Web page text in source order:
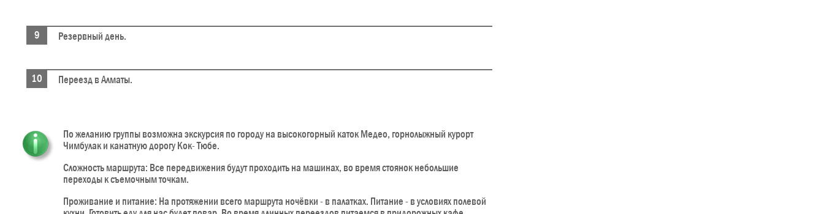
Резервный день.
Переезд в Алматы.
По желанию группы возможна экскурсия по городу на высокогорный каток Медео, горнолыжный курорт
Чимбулак и канатную дорогу Кок- Тюбе.
Сложность маршрута: Все передвижения будут проходить на машинах, во время стоянок небольшие
переходы к съемочным точкам.
Проживание и питание: На протяжении всего маршрута ночёвки - в палатках. Питание - в условиях полевой